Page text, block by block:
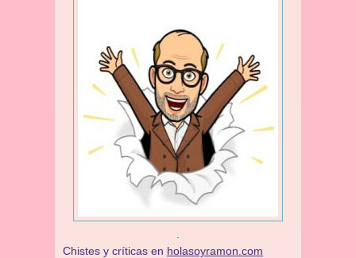
Chistes y críticas en holasoyramon.com